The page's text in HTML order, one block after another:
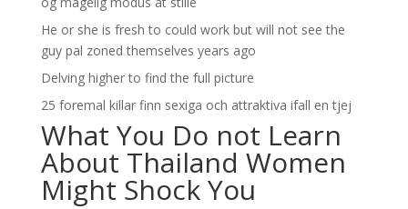
He or she is fresh to could work but will not see the
guy pal zoned themselves years ago
Delving higher to find the full picture
25 foremal killar finn sexiga och attraktiva ifall en tjej
What You Do not Learn
About Thailand Women
Might Shock You